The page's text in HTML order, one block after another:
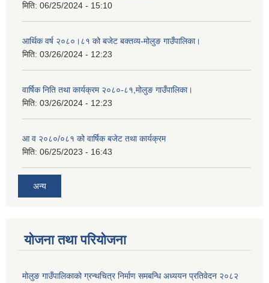
मिति: 06/25/2024 - 15:10
आर्थिक वर्ष २०८०।८१ को बजेट बक्तव्य-मोलुङ गाउँपालिका।
मिति: 03/26/2024 - 12:23
वार्षिक निति तथा कार्यक्रम २०८०-८१,मोलुङ गाउँपालिका।
मिति: 03/26/2024 - 12:23
आ व २०८०/०८१ को वार्षिक बजेट तथा कार्यक्रम
मिति: 06/25/2023 - 16:43
अन्य
योजना तथा परियोजना
मोलुङ गाउँपालिकाको ग्रन्थचित्र निर्माण समबन्धि अध्ययन प्रतिवेदन २०८२